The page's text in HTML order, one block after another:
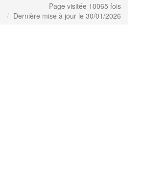
Page visitée 10065 fois
Dernière mise à jour le 30/01/2026